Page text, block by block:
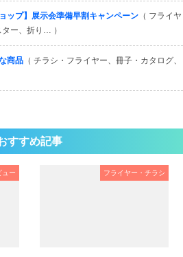
ップ】展示会準備早割キャンペーン （ フライヤ
ー、折り… ）
商品 （ チラシ・フライヤー、冊子・カタログ、
すすめ記事
ュー フライヤー・チラシ